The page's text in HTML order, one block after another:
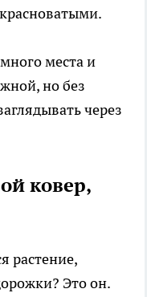
места и
но без
через
ковер,
растение,
Это он.